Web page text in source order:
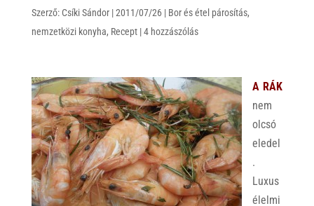
Szerző: Csíki Sándor|2011/07/26| Bor és étel párosítás,
nemzetközi konyha, Recept|4 hozzászólás
A RÁK
nem
olcsó
eledel
.
Luxus
élelmi